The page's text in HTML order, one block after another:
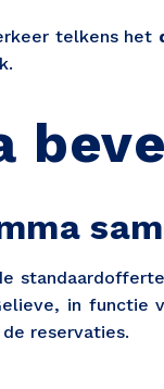
telkens het
in
reservaties.